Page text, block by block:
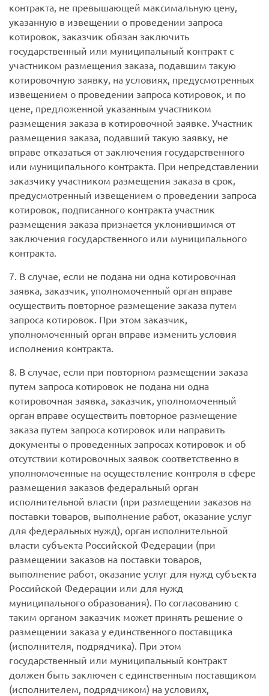
контракта, не превышающей максимальную цену,
указанную в извещении о проведении запроса
котировок, заказчик обязан заключить
государственный или муниципальный контракт с
участником размещения заказа, подавшим такую
котировочную заявку, на условиях, предусмотренных
извещением о проведении запроса котировок, и по
цене, предложенной указанным участником
размещения заказа в котировочной заявке. Участник
размещения заказа, подавший такую заявку, не
вправе отказаться от заключения государственного
или муниципального контракта. При непредставлении
заказчику участником размещения заказа в срок,
предусмотренный извещением о проведении запроса
котировок, подписанного контракта участник
размещения заказа признается уклонившимся от
заключения государственного или муниципального
контракта.
7. В случае, если не подана ни одна котировочная
заявка, заказчик, уполномоченный орган вправе
осуществить повторное размещение заказа путем
запроса котировок. При этом заказчик,
уполномоченный орган вправе изменить условия
исполнения контракта.
8. В случае, если при повторном размещении заказа
путем запроса котировок не подана ни одна
котировочная заявка, заказчик, уполномоченный
орган вправе осуществить повторное размещение
заказа путем запроса котировок или направить
документы о проведенных запросах котировок и об
отсутствии котировочных заявок соответственно в
уполномоченные на осуществление контроля в сфере
размещения заказов федеральный орган
исполнительной власти (при размещении заказов на
поставки товаров, выполнение работ, оказание услуг
для федеральных нужд), орган исполнительной
власти субъекта Российской Федерации (при
размещении заказов на поставки товаров,
выполнение работ, оказание услуг для нужд субъекта
Российской Федерации или для нужд
муниципального образования). По согласованию с
таким органом заказчик может принять решение о
размещении заказа у единственного поставщика
(исполнителя, подрядчика). При этом
государственный или муниципальный контракт
должен быть заключен с единственным поставщиком
(исполнителем, подрядчиком) на условиях,